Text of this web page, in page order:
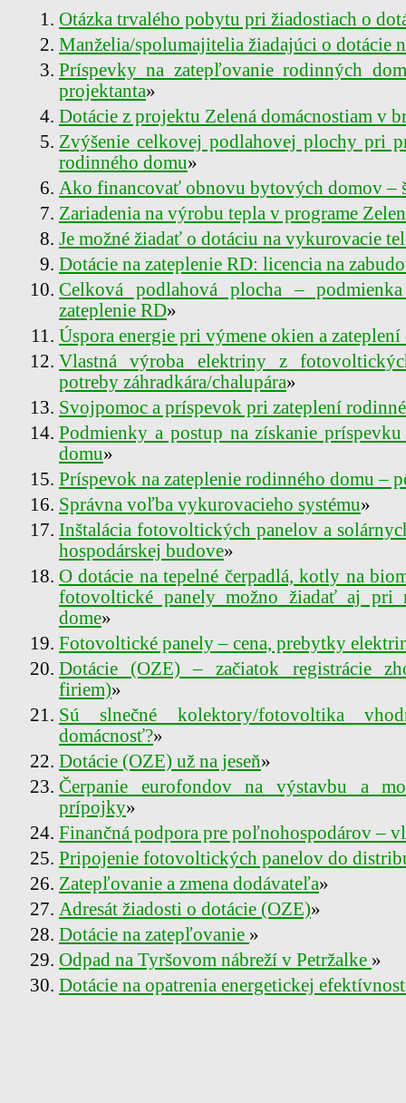
Otázka trvalého pobytu pri žiadostiach o
Manželia/spolumajitelia žiadajúci o dotácie
Príspevky na zatepľovanie rodinných
projektanta»
Dotácie z projektu Zelená domácnostiam v
Zvýšenie celkovej podlahovej plochy pri
rodinného domu»
Ako financovať obnovu bytových domov –
Zariadenia na výrobu tepla v programe
Je možné žiadať o dotáciu na vykurovacie
Dotácie na zateplenie RD: licencia na
Celková podlahová plocha –
zateplenie RD»
Úspora energie pri výmene okien a zateplení
Vlastná výroba elektriny z
potreby záhradkára/chalupára»
Svojpomoc a príspevok pri zateplení
Podmienky a postup na získanie
domu»
Príspevok na zateplenie rodinného domu –
Správna voľba vykurovacieho systému»
Inštalácia fotovoltických panelov a
hospodárskej budove»
O dotácie na tepelné čerpadlá, kotly na
fotovoltické panely možno žiadať aj pri
dome»
Fotovoltické panely – cena, prebytky
Dotácie (OZE) – začiatok registrácie
firiem)»
Sú slnečné kolektory/fotovoltika
domácnosť?»
Dotácie (OZE) už na jeseň»
Čerpanie eurofondov na výstavbu a
prípojky»
Finančná podpora pre poľnohospodárov –
Pripojenie fotovoltických panelov do
Zatepľovanie a zmena dodávateľa»
Adresát žiadosti o dotácie (OZE)»
Dotácie na zatepľovanie »
Odpad na Tyršovom nábreží v Petržalke »
Dotácie na opatrenia energetickej